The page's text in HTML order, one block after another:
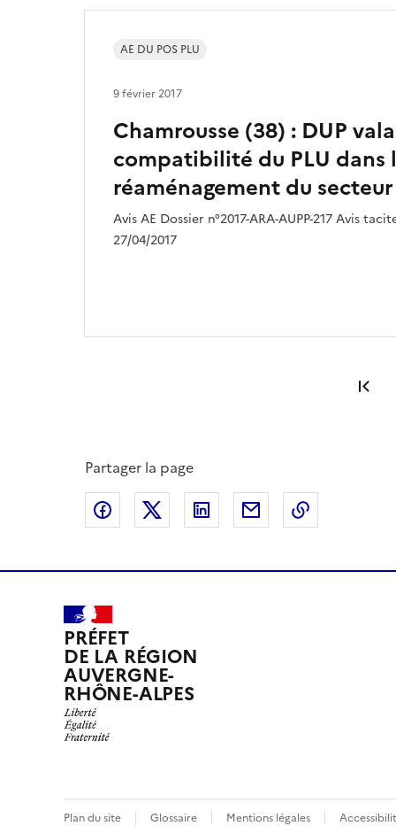
Chamrousse (38) : DUP
compatibilité du PLU dans
réaménagement du
Avis AE Dossier n°2017-ARA-AUPP-217 Avis
27/04/2017
AE DU POS PLU
9 février 2017
Partager la page
Partager sur Facebook
Partager sur XPartager sur LinkedIn
Partager par email
PRÉFET
DE LA RÉGION
AUVERGNE-
RHÔNE-ALPES
Plan du site Glossaire Mentions légales